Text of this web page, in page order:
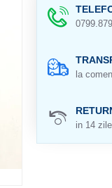
la
in 14